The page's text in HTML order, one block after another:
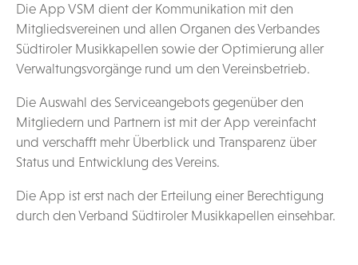
Die App VSM dient der Kommunikation mit den
Mitgliedsvereinen und allen Organen des Verbandes
Südtiroler Musikkapellen sowie der Optimierung aller
Verwaltungsvorgänge rund um den Vereinsbetrieb.
Die Auswahl des Serviceangebots gegenüber den
Mitgliedern und Partnern ist mit der App vereinfacht
und verschafft mehr Überblick und Transparenz über
Status und Entwicklung des Vereins.
Die App ist erst nach der Erteilung einer Berechtigung
durch den Verband Südtiroler Musikkapellen einsehbar.